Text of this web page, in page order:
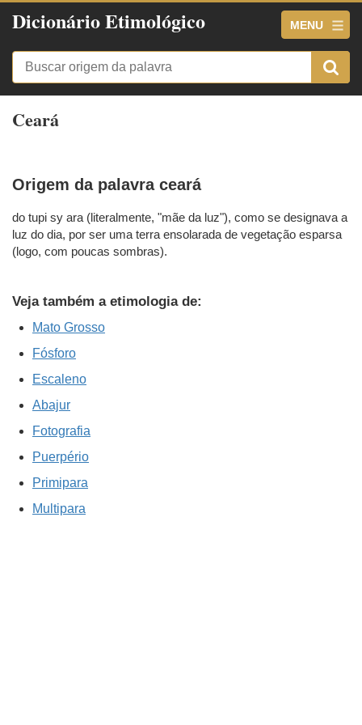
Dicionário Etimológico MENU
Ceará
Origem da palavra ceará
do tupi sy ara (literalmente, "mãe da luz"), como se designava a
luz do dia, por ser uma terra ensolarada de vegetação esparsa
(logo, com poucas sombras).
Veja também a etimologia de:
Mato Grosso
Fósforo
Escaleno
Abajur
Fotografia
Puerpério
Primipara
Multipara